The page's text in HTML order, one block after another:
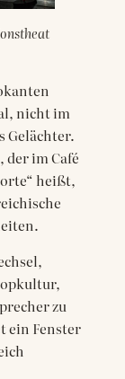
nicht im
Gelächter.
im Café
heißt,
zu
ein Fenster